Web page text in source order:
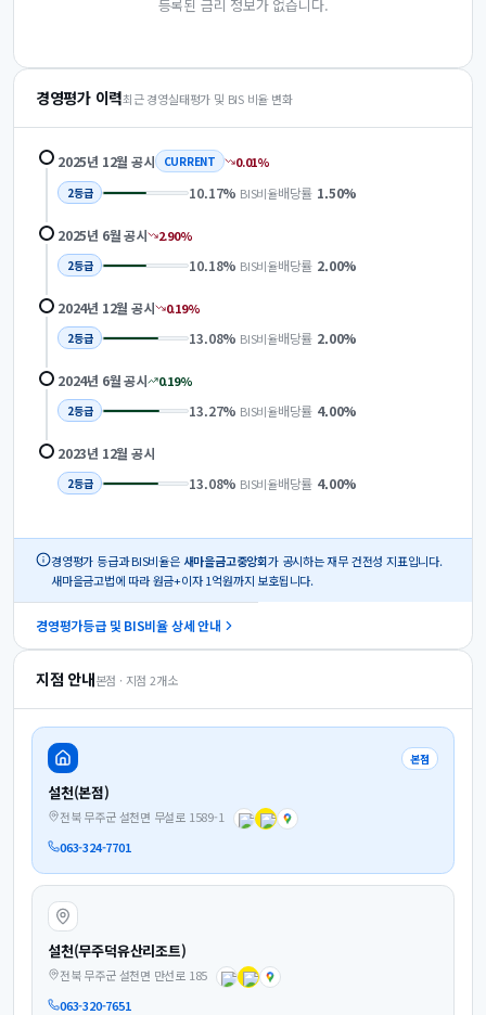
등록된 금리 정보가 없습니다.
경영평가 이력최근 경영실태평가 및 BIS 비율 변화
2025년 12월 공시 CURRENT 0.01%
2등급 10.17% BIS비율배당률 1.50%
2025년 6월공시 2.90%
2등급 10.18% BIS비율배당률 2.00%
2024년 12월 공시 0.19%
2등급 13.08% BIS비율배당률 2.00%
2024년 6월공시 0.19%
2등급 13.27% BIS비율배당률 4.00%
2023년 12월 공시
2등급 13.08% BIS비율배당률 4.00%
경영평가 등급과 BIS비율은 새마을금고중앙회가 공시하는 재무 건전성 지표입니다.
새마을금고법에 따라 원금+이자 1억원까지 보호됩니다.
경영평가등급 및 BIS비율 상세 안내
지점 안내본점 · 지점 2개소
본점
설천(본점)
전북 무주군 설천면 무설로 1589-1
063-324-7701
설천(무주덕유산리조트)
전북 무주군 설천면 만선로 185
063-320-7651